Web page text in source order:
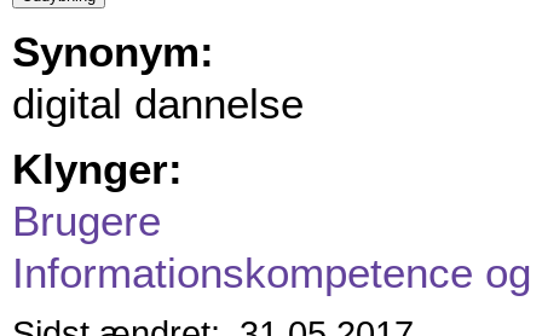
Synonym:
digital dannelse
Klynger:
Brugere
Informationskompetence